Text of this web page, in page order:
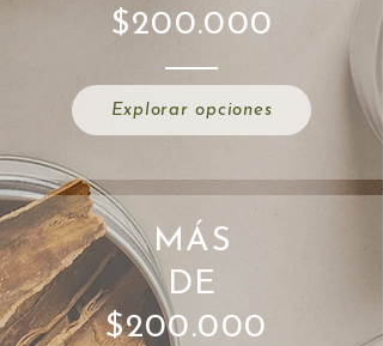
$200.000
Explorar opciones
MÁS
DE
$200.000